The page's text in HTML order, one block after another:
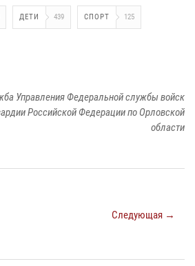
ДЕТИ 439 СПОРТ 125
Управления Федеральной службы войск
Российской Федерации по Орловской
области
Следующая →